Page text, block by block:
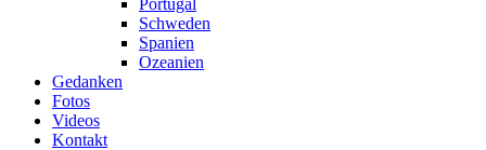
Portugal
Schweden
Spanien
Ozeanien
Gedanken
Fotos
Videos
Kontakt